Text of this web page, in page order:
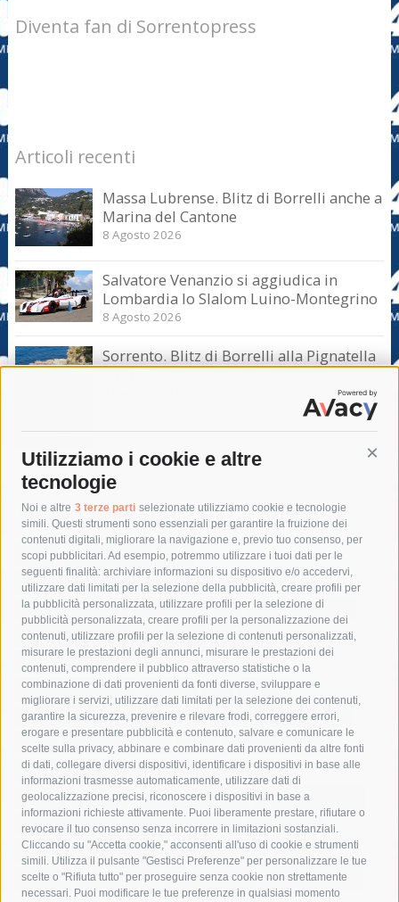
Utilizziamo i cookie e altre
tecnologie
Noi e altre 3 terze parti selezionate utilizziamo cookie e tecnologie
simili. Questi strumenti sono essenziali per garantire la fruizione dei
contenuti digitali, migliorare la navigazione e, previo tuo consenso, per
scopi pubblicitari. Ad esempio, potremmo utilizzare i tuoi dati per le
seguenti finalità: archiviare informazioni su dispositivo e/o accedervi,
utilizzare dati limitati per la selezione della pubblicità, creare profili per
la pubblicità personalizzata, utilizzare profili per la selezione di
pubblicità personalizzata, creare profili per la personalizzazione dei
contenuti, utilizzare profili per la selezione di contenuti personalizzati,
misurare le prestazioni degli annunci, misurare le prestazioni dei
contenuti, comprendere il pubblico attraverso statistiche o la
combinazione di dati provenienti da fonti diverse, sviluppare e
migliorare i servizi, utilizzare dati limitati per la selezione dei contenuti,
garantire la sicurezza, prevenire e rilevare frodi, correggere errori,
erogare e presentare pubblicità e contenuto, salvare e comunicare le
scelte sulla privacy, abbinare e combinare dati provenienti da altre fonti
di dati, collegare diversi dispositivi, identificare i dispositivi in base alle
informazioni trasmesse automaticamente, utilizzare dati di
geolocalizzazione precisi, riconoscere i dispositivi in base a
informazioni richieste attivamente. Puoi liberamente prestare, rifiutare o
revocare il tuo consenso senza incorrere in limitazioni sostanziali.
Cliccando su "Accetta cookie," acconsenti all'uso di cookie e strumenti
simili. Utilizza il pulsante "Gestisci Preferenze" per personalizzare le tue
scelte o "Rifiuta tutto" per proseguire senza cookie non strettamente
necessari. Puoi modificare le tue preferenze in qualsiasi momento
Diventa fan di Sorrentopress
Articoli recenti
Massa Lubrense. Blitz di Borrelli anche a
Marina del Cantone
8 Agosto 2026
Salvatore Venanzio si aggiudica in
Lombardia lo Slalom Luino-Montegrino
8 Agosto 2026
Sorrento. Blitz di Borrelli alla Pignatella
– video –
Tag
acqua allerta meteo
anas
area marina protetta di punta campanella
arresto
Asl Napoli 3 sud
capitaneria di porto capri
carabinieri
castellammare di stabia
circumvesuviana
comune di sorrento
concerto
contagi
costiera amalfitana
covid-19 eav
elezioni
fondazione sorrento
gori guardia costiera
incidente
lavori
lorenzo balducelli mare
massa lubrense
massimo coppola
Meta napoli
ordinanza
penisola sorrentina
piano di sorrento
polizia municipale
protezione civile
Regione Campania
sant'agnello
sindaco cuomo
sorrento studenti temporali
treni
turismo
Vico Equense villa fiorentino vincenzo de luca